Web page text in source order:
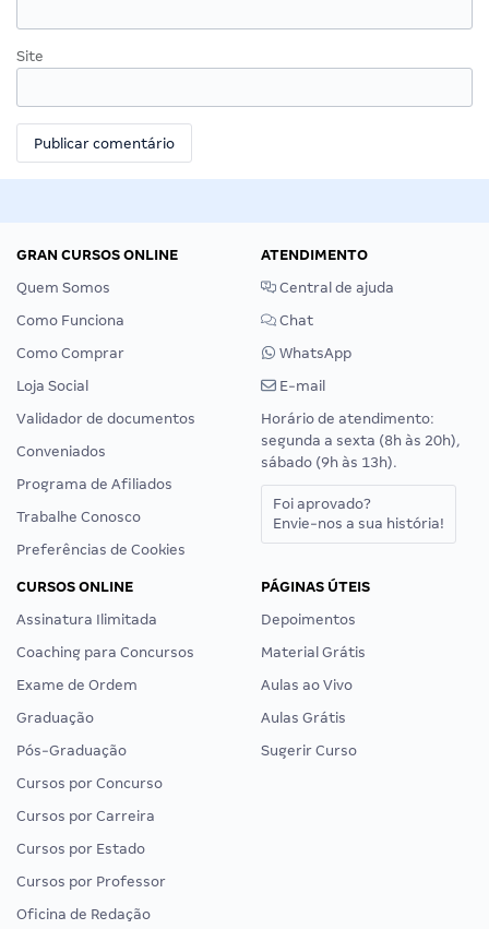
Site
GRAN CURSOS ONLINE
Quem Somos
Como Funciona
Como Comprar
Loja Social
Validador de documentos
Conveniados
Programa de Afiliados
Trabalhe Conosco
Preferências de Cookies
ATENDIMENTO
Central de ajuda
Chat
WhatsApp
E-mail
Horário de atendimento:
segunda a sexta (8h às 20h),
sábado (9h às 13h).
Foi aprovado?
Envie-nos a sua história!
CURSOS ONLINE
Assinatura Ilimitada
Coaching para Concursos
Exame de Ordem
Graduação
Pós-Graduação
Cursos por Concurso
Cursos por Carreira
Cursos por Estado
Cursos por Professor
Oficina de Redação
PÁGINAS ÚTEIS
Depoimentos
Material Grátis
Aulas ao Vivo
Aulas Grátis
Sugerir Curso